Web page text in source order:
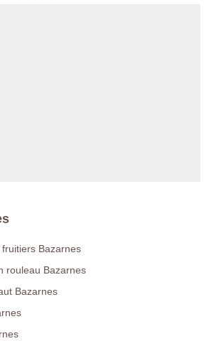
Bazarnes
rouleau Bazarnes
Bazarnes